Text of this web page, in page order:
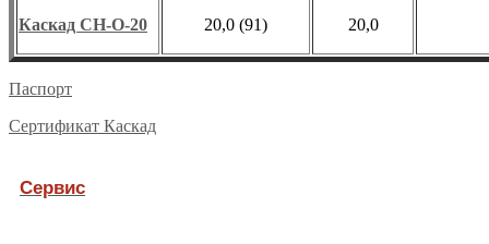
Каскад СН-О-20 20,0 (91) 20,0
Паспорт
Сертификат Каскад
Сервис